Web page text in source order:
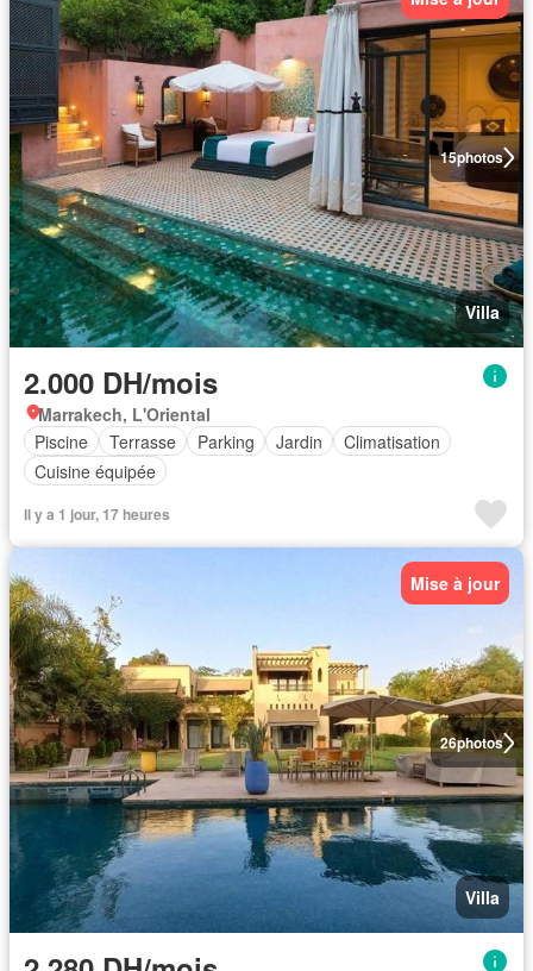
15photos
Villa
2.000 DH/mois
Marrakech, L'Oriental
Piscine
Terrasse Parking Jardin
Climatisation
Cuisine équipée
Il y a 1 jour, 17 heures
26photos
Mise à jour
Villa